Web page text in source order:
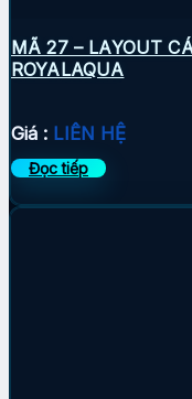
MÃ 27 – LAYOUT
ROYALAQUA
Giá : LIÊN HỆ
Đọc tiếp